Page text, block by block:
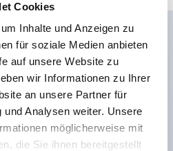
Cookies
Inhalte und Anzeigen zu
für soziale Medien anbieten
auf unsere Website zu
wir Informationen zu Ihrer
an unsere Partner für
Analysen weiter. Unsere
möglicherweise mit
die Sie ihnen bereitgestellt
explosionsgefährdeten